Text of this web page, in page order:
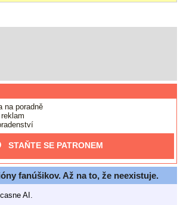
na poradně
STAŇTE SE PATRONEM
fanúšikov. Až na to, že neexistuje.
AI.